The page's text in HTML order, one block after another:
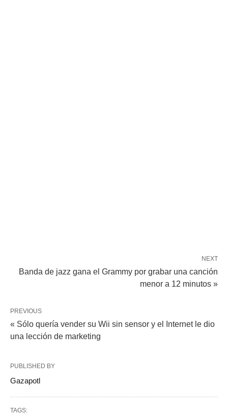
NEXT
Banda de jazz gana el Grammy por grabar una canción
menor a 12 minutos »
PREVIOUS
« Sólo quería vender su Wii sin sensor y el Internet le dio
una lección de marketing
PUBLISHED BY
Gazapotl
TAGS: